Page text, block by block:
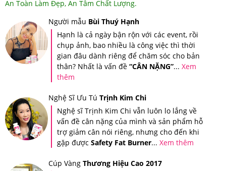
An Toàn Làm Đẹp, An Tâm Chất Lượng.
Người mẫu Bùi Thuý Hạnh
Hạnh là cả ngày bận rộn với các event, rồi
chụp ảnh, bao nhiều là công việc thì thời
gian đâu dành riêng để chăm sóc cho bản
thân? Nhất là vấn đề “CÂN NẶNG”... Xem
thêm
Nghệ Sĩ Ưu Tú Trịnh Kim Chi
Nghệ sĩ Trịnh Kim Chi vẫn luôn lo lắng về
vấn đề cân nặng của mình và sản phẩm hỗ
trợ giảm cân nói riêng, nhưng cho đến khi
gặp được Safety Fat Burner... Xem thêm
Cúp Vàng Thương Hiệu Cao 2017